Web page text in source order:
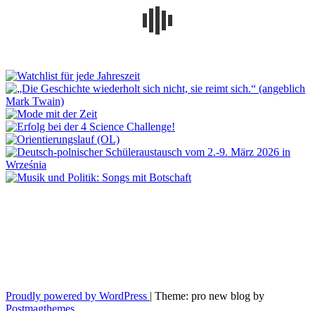
Proudly powered by WordPress | Theme: pro new blog by